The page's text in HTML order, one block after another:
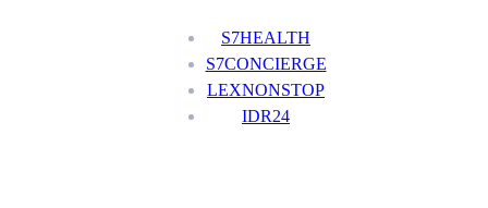
S7HEALTH
S7CONCIERGE
LEXNONSTOP
IDR24